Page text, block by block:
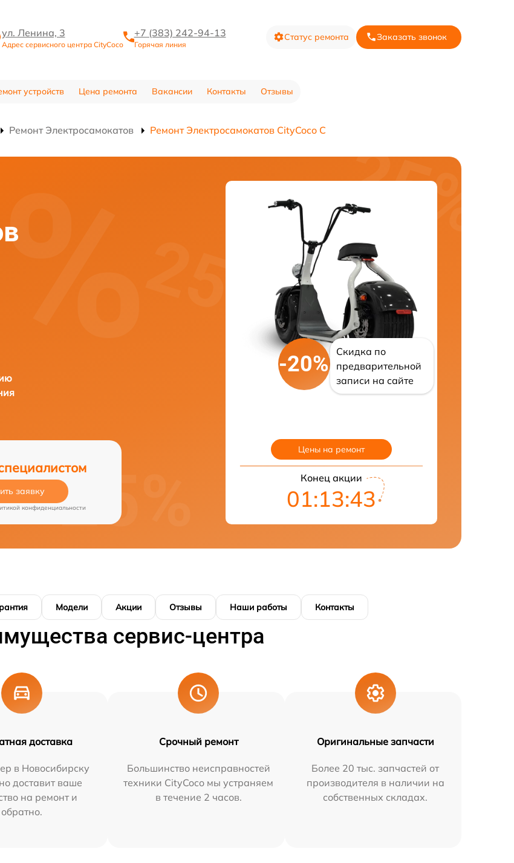
ул. Ленина, 3
Адрес сервисного центра CityCoco
+7 (383) 242-94-13
Горячая линия
Статус ремонта Заказать звонок
устройств Цена ремонта Вакансии Контакты Отзывы
Ремонт Электросамокатов Ремонт Электросамокатов CityCoco C
заявку
конфиденциальности
-20%
Скидка по
предварительной
записи на сайте
Цены на ремонт
Конец акции
01:13:42
Модели Акции Отзывы Наши работы Контакты
сервис-центра
доставка
в Новосибирску
доставит ваше
на ремонт и
обратно.
Срочный ремонт
Большинство неисправностей
техники CityCoco мы устраняем
в течение 2 часов.
Оригинальные запчасти
Более 20 тыс. запчастей от
производителя в наличии на
собственных складах.